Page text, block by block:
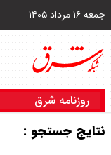
جمعه ۱۶ مرداد ۱۴۰۵
روزنامه شرق
نتایج جستجو :